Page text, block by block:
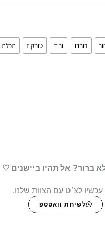
בורדו ורוד טורקיז תכלת
ברור? אל תהיו ביישנים ♡
עכשיו לצ׳ט עם הצוות שלנו.
לשיחת וואטספ